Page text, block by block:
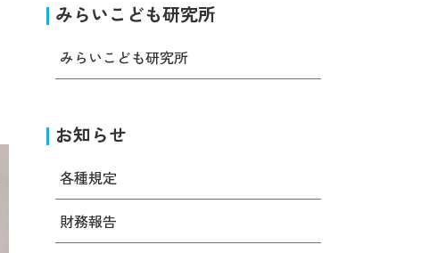
みらいこども研究所
みらいこども研究所
お知らせ
各種規定
財務報告